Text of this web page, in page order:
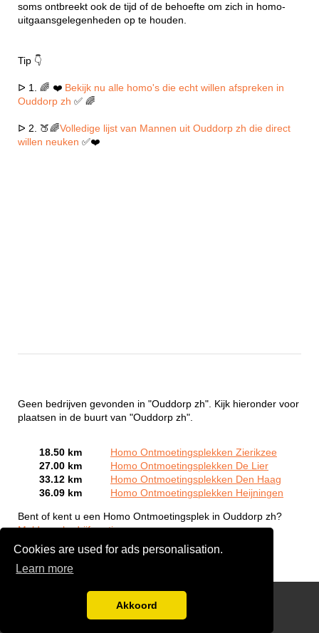
Cookies are used for ads personalisation.
Learn more
Akkoord
soms ontbreekt ook de tijd of de behoefte om zich in homo-
uitgaansgelegenheden op te houden.
Tip 👇
ᐅ 1. 🌈 ❤️ Bekijk nu alle homo's die echt willen afspreken in
Ouddorp zh ✅ 🌈
ᐅ 2. 🍑🌈Volledige lijst van Mannen uit Ouddorp zh die direct
willen neuken ✅❤️
Geen bedrijven gevonden in "Ouddorp zh". Kijk hieronder voor
plaatsen in de buurt van "Ouddorp zh".
18.50 km
Homo Ontmoetingsplekken Zierikzee
27.00 km
Homo Ontmoetingsplekken De Lier
33.12 km
Homo Ontmoetingsplekken Den Haag
36.09 km
Homo Ontmoetingsplekken Heijningen
Bent of kent u een Homo Ontmoetingsplek in Ouddorp zh?
Meld een bedrijf gratis aan